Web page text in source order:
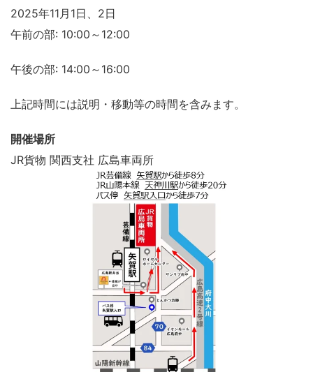
2025年11月1日、2日
午前の部: 10:00～12:00
午後の部: 14:00～16:00
上記時間には説明・移動等の時間を含みます。
開催場所
JR貨物 関西支社 広島車両所